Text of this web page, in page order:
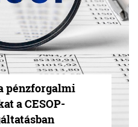
pénzforgalmi
a CESOP-